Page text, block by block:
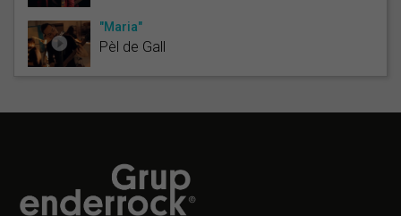
"Maria"
Pèl de Gall